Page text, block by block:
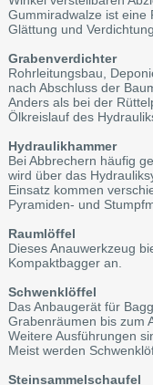
Gummiradwalze ist eine
Glättung und
Grabenverdichter
Rohrleitungsbau,
nach Abschluss der
Anders als bei der
Ölkreislauf des
Hydraulikhammer
Bei Abbrechern häufig
wird über das
Einsatz kommen
Pyramiden- und
Raumlöffel
Dieses Anauwerkzeug
Kompaktbagger an.
Schwenklöffel
Das Anbaugerät für
Grabenräumen bis zum
Weitere Ausführungen
Meist werden
Steinsammelschaufel